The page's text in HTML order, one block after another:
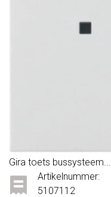
Gira toets bussysteem...
Artikelnummer:
5107112